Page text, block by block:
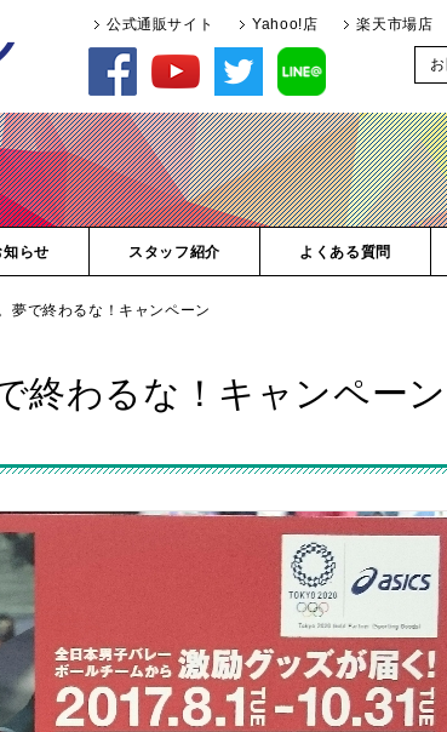
公式通販サイト Yahoo!店 楽天市場店
らせ スタッフ紹介 よくある質問
夢で終わるな！キャンペーン
終わるな！キャンペーン